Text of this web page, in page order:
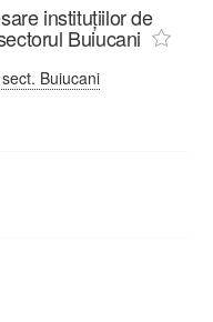
instituțiilor de
Buiucani
Buiucani